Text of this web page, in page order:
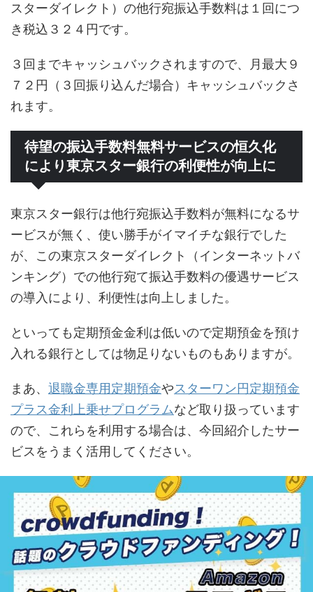
スターダイレクト）の他行宛振込手数料は１回につ
き税込３２４円です。
３回までキャッシュバックされますので、月最大９
７２円（３回振り込んだ場合）キャッシュバックさ
れます。
待望の振込手数料無料サービスの恒久化
により東京スター銀行の利便性が向上に
東京スター銀行は他行宛振込手数料が無料になるサ
ービスが無く、使い勝手がイマイチな銀行でした
が、この東京スターダイレクト（インターネットバ
ンキング）での他行宛て振込手数料の優遇サービス
の導入により、利便性は向上しました。
といっても定期預金金利は低いので定期預金を預け
入れる銀行としては物足りないものもありますが。
まあ、 退職金専用定期預金やスターワン円定期預金
プラス金利上乗せプログラムなど取り扱っています
ので、これらを利用する場合は、今回紹介したサー
ビスをうまく活用してください。